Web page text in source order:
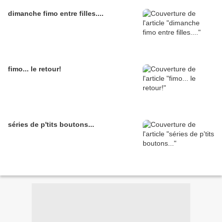
dimanche fimo entre filles....
fimo... le retour!
séries de p'tits boutons...